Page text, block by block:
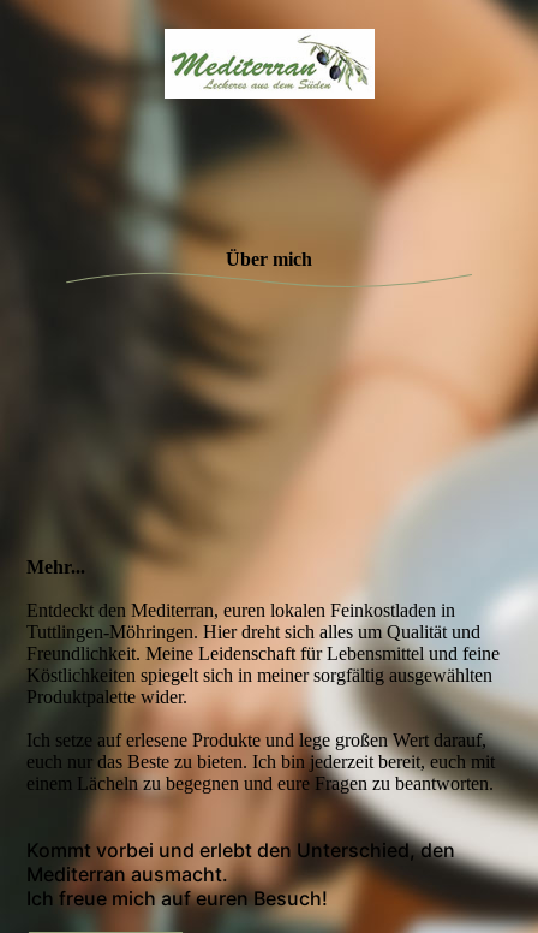
Über mich
Mehr...
Entdeckt den Mediterran, euren lokalen Feinkostladen in
Tuttlingen-Möhringen. Hier dreht sich alles um Qualität und
Freundlichkeit. Meine Leidenschaft für Lebensmittel und feine
Köstlichkeiten spiegelt sich in meiner sorgfältig ausgewählten
Produktpalette wider.
Ich setze auf erlesene Produkte und lege großen Wert darauf,
euch nur das Beste zu bieten. Ich bin jederzeit bereit, euch mit
einem Lächeln zu begegnen und eure Fragen zu beantworten.
Kommt vorbei und erlebt den Unterschied, den
Mediterran ausmacht.
Ich freue mich auf euren Besuch!